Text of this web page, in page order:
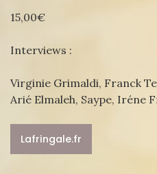
15,00€
Interviews :
Virginie Grimaldi, Franck
Arié Elmaleh, Saype, Iréne
Lafringale.fr